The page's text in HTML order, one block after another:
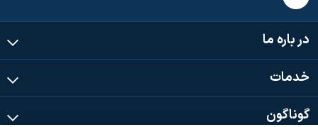
در باره ما
خدمات
گوناگون